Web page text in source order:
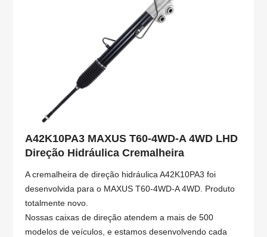
A42K10PA3 MAXUS T60-4WD-A 4WD LHD
Direção Hidráulica Cremalheira
A cremalheira de direção hidráulica A42K10PA3 foi
desenvolvida para o MAXUS T60-4WD-A 4WD. Produto
totalmente novo.
Nossas caixas de direção atendem a mais de 500
modelos de veículos, e estamos desenvolvendo cada